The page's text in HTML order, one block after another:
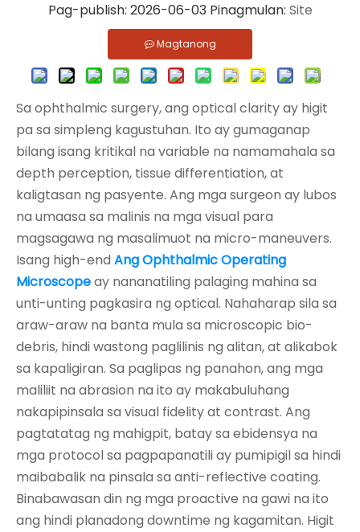
Pag-publish: 2026-06-03 Pinagmulan: Site
Magtanong
Sa ophthalmic surgery, ang optical clarity ay higit
pa sa simpleng kagustuhan. Ito ay gumaganap
bilang isang kritikal na variable na namamahala sa
depth perception, tissue differentiation, at
kaligtasan ng pasyente. Ang mga surgeon ay lubos
na umaasa sa malinis na mga visual para
magsagawa ng masalimuot na micro-maneuvers.
Isang high-end Ang Ophthalmic Operating
Microscopeay nananatiling palaging mahina sa
unti-unting pagkasira ng optical. Nahaharap sila sa
araw-araw na banta mula sa microscopic bio-
debris, hindi wastong paglilinis ng alitan, at alikabok
sa kapaligiran. Sa paglipas ng panahon, ang mga
maliliit na abrasion na ito ay makabuluhang
nakapipinsala sa visual fidelity at contrast. Ang
pagtatatag ng mahigpit, batay sa ebidensya na
mga protocol sa pagpapanatili ay pumipigil sa hindi
maibabalik na pinsala sa anti-reflective coating.
Binabawasan din ng mga proactive na gawi na ito
ang hindi planadong downtime ng kagamitan. Higit